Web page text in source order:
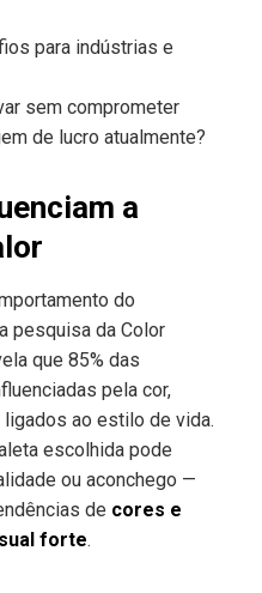
para indústrias e
sem comprometer
de lucro atualmente?
a
do
pesquisa da Color
que 85% das
pela cor,
ao estilo de vida.
escolhida pode
ou aconchego —
de cores e
forte.